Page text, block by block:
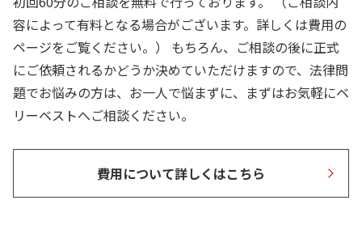
容によって有料となる場合がございます。詳しくは費用の
ページをご覧ください。） もちろん、ご相談の後に正式
にご依頼されるかどうか決めていただけますので、法律問
題でお悩みの方は、お一人で悩まずに、まずはお気軽にベ
リーベストへご相談ください。
費用について詳しくはこちら